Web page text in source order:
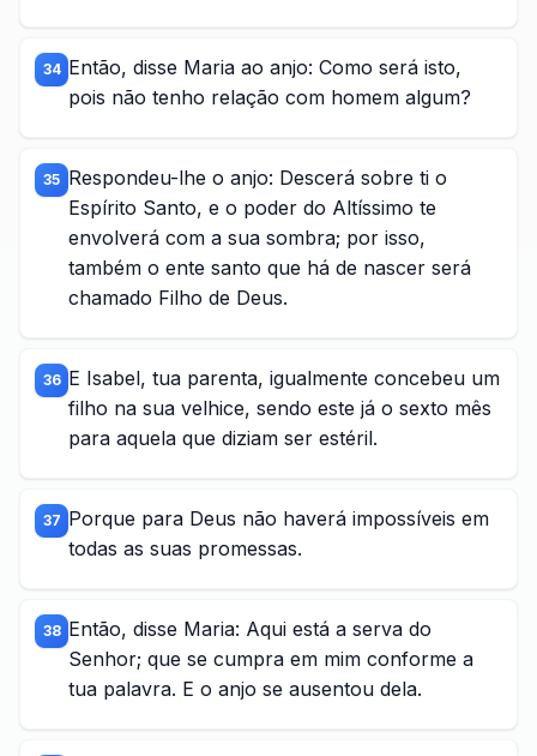
34 Então, disse Maria ao anjo: Como será isto,
pois não tenho relação com homem algum?
35 Respondeu-lhe o anjo: Descerá sobre ti o
Espírito Santo, e o poder do Altíssimo te
envolverá com a sua sombra; por isso,
também o ente santo que há de nascer será
chamado Filho de Deus.
36 E Isabel, tua parenta, igualmente concebeu um
filho na sua velhice, sendo este já o sexto mês
para aquela que diziam ser estéril.
37 Porque para Deus não haverá impossíveis em
todas as suas promessas.
38 Então, disse Maria: Aqui está a serva do
Senhor; que se cumpra em mim conforme a
tua palavra. E o anjo se ausentou dela.